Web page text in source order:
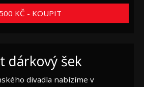
500 KČ - KOUPIT
dárkový šek
divadla nabízíme v